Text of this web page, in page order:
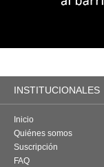
INSTITUCIONALES
Inicio
Quiénes somos
Suscripción
FAQ